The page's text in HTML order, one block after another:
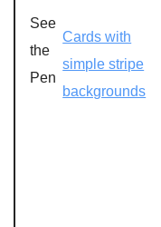
See
the
Pen
Cards with
simple stripe
backgrounds